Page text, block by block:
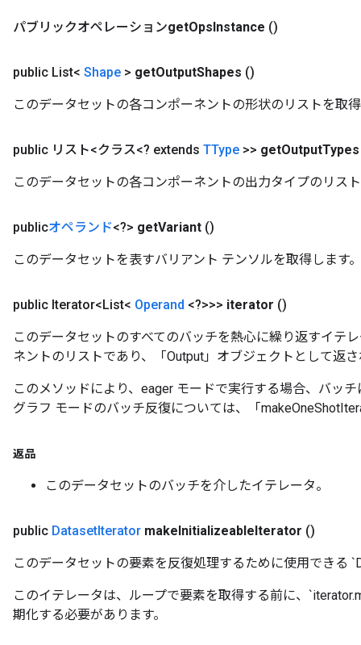
パブリックオペレーションgetOpsInstance ()
public List< Shape > getOutputShapes ()
このデータセットの各コンポーネントの形状のリストを取
public リスト<クラス<? extends TType >> getOutputTypes
このデータセットの各コンポーネントの出力タイプのリス
publicオペランド<?> getVariant ()
このデータセットを表すバリアント テンソルを取得します。
public Iterator<List< Operand <?>>> iterator ()
このデータセットのすべてのバッチを熱心に繰り返すイテ
ネントのリストであり、「Output」オブジェクトとして返
このメソッドにより、eager モードで実行する場合、バッ
グラフ モードのバッチ反復については、「
返品
このデータセットのバッチを介したイテレータ。
public DatasetIterator makeInitializeableIterator ()
このデータセットの要素を反復処理するために使用できる
このイテレータは、ループで要素を取得する前に、
期化する必要があります。